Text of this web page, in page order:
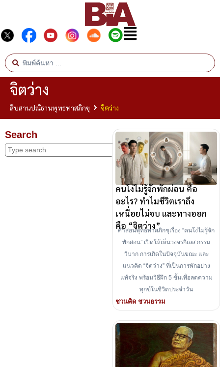
จิตว่าง
สืบสานปณิธานพุทธทาสภิกขุ จิตว่าง
Search
คนโง่ไม่รู้จักพักผ่อน คือ
อะไร? ทำไมชีวิตเราถึง
เหนื่อยไม่จบ และทางออก
คือ “จิตว่าง”
คำสอนพุทธทาสภิกขุเรื่อง “คนโง่ไม่รู้จัก
พักผ่อน” เปิดให้เห็นวงจรกิเลส กรรม
วิบาก การเกิดในปัจจุบันขณะ และ
แนวคิด “จิตว่าง” ที่เป็นการพักอย่าง
แท้จริง พร้อมวิธีฝึก 5 ขั้นเพื่อลดความ
ทุกข์ในชีวิตประจำวัน
ชวนคิด ชวนธรรม